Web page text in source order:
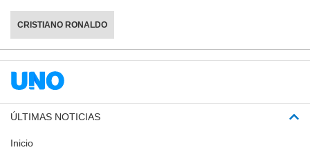
CRISTIANO RONALDO
ÚLTIMAS NOTICIAS
Inicio